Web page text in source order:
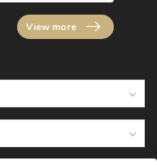
View more